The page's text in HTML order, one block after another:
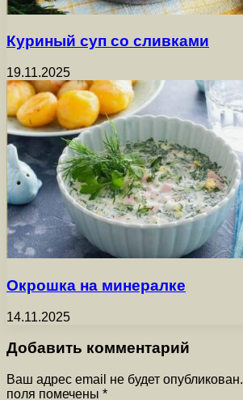
Куриный суп со сливками
19.11.2025
Окрошка на минералке
14.11.2025
Добавить комментарий
Ваш адрес email не будет опубликован.
поля помечены *